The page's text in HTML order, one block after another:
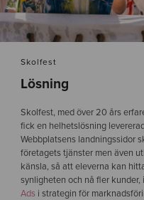
Skolfest
Lösning
Skolfest, med över 20 års
fick en helhetslösning
Webbplatsens landningssidor
företagets tjänster men även
känsla, så att eleverna kan
synligheten och nå fler
Ads i strategin för